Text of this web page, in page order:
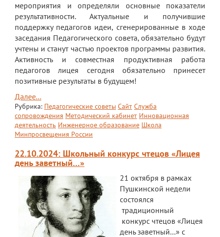
мероприятия и определяли основные показатели
результативности. Актуальные и получившие
поддержку педагогов идеи, сгенерированные в ходе
заседания Педагогического совета, обязательно будут
учтены и станут частью проектов программы развития.
Активность и совместная продуктивная работа
педагогов лицея сегодня обязательно принесет
позитивные результаты в будущем!
Далее...
Рубрика: Педагогические советы Сайт Служба
сопровождения Методический кабинет Инновационная
деятельность Инженерное образование Школа
Минпросвещения России
22.10.2024: Школьный конкурс чтецов «Лицея
день заветный…»
21 октября в рамках
Пушкинской недели
состоялся
традиционный
конкурс чтецов «Лицея
день заветный…» с